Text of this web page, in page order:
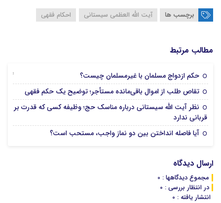
برچسب ها آیت الله العظمی سیستانی احکام فقهی
مطالب مرتبط
حکم ازدواج مسلمان با غیرمسلمان چیست؟ 14 جولای 2026
تقاص طلب از اموال باقی‌مانده مستأجر؛ توضیح یک حکم فقهی
نظر آیت الله سیستانی درباره مناسک حج؛ وظیفه کسی که قدرت بر
قربانی ندارد
آیا فاصله انداختن بین دو نماز واجب، مستحب است؟
ارسال دیدگاه
مجموع دیدگاهها : 0
در انتظار بررسی : 0
انتشار یافته : 0